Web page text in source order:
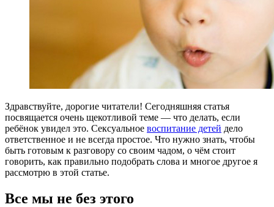
Здравствуйте, дорогие читатели! Сегодняшняя статья
посвящается очень щекотливой теме — что делать, если
ребёнок увидел это. Сексуальное воспитание детей дело
ответственное и не всегда простое. Что нужно знать, чтобы
быть готовым к разговору со своим чадом, о чём стоит
говорить, как правильно подобрать слова и многое другое я
рассмотрю в этой статье.
Все мы не без этого